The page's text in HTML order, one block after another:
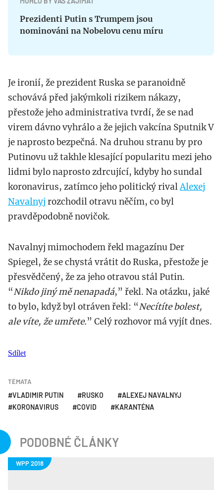
Prezidenti Putin s Trumpem jsou
nominováni na Nobelovu cenu míru
Je ironií, že prezident Ruska se paranoidně
schovává před jakýmkoli rizikem nákazy,
přestože jeho administrativa tvrdí, že se nad
virem dávno vyhrálo a že jejich vakcína Sputnik V
je naprosto bezpečná. Na druhou stranu by pro
Putinovu už takhle klesající popularitu mezi jeho
lidmi bylo naprosto zdrcující, kdyby ho sundal
koronavirus, zatímco jeho politický rivalAlexej
Navalnyj rozchodil otravu něčím, co byl
pravděpodobně novičok.
Navalnyj mimochodem řekl magazínu Der
Spiegel, že se chystá vrátit do Ruska, přestože je
přesvědčený, že za jeho otravou stál Putin.
“Nikdo jiný mě nenapadá,” řekl. Na otázku, jaké
to bylo, když byl otráven řekl: “Necítíte bolest,
ale víte, že umřete.” Celý rozhovor má vyjít dnes.
Sdílet
TÉMATA
VLADIMIR PUTIN RUSKO
ALEXEJ NAVALNYJ
KORONAVIRUS
COVID KARANTÉNA
PODOBNÉ ČLÁNKY